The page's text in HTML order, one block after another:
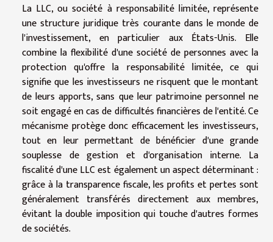
La LLC, ou société à responsabilité limitée, représente
une structure juridique très courante dans le monde de
l'investissement, en particulier aux États-Unis. Elle
combine la flexibilité d'une société de personnes avec la
protection qu'offre la responsabilité limitée, ce qui
signifie que les investisseurs ne risquent que le montant
de leurs apports, sans que leur patrimoine personnel ne
soit engagé en cas de difficultés financières de l'entité. Ce
mécanisme protège donc efficacement les investisseurs,
tout en leur permettant de bénéficier d'une grande
souplesse de gestion et d'organisation interne. La
fiscalité d'une LLC est également un aspect déterminant :
grâce à la transparence fiscale, les profits et pertes sont
généralement transférés directement aux membres,
évitant la double imposition qui touche d'autres formes
de sociétés.